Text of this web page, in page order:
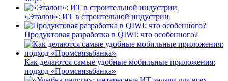
«Эталон»: ИТ в строительной индустрии
Продуктовая разработка в QIWI: что особенного?
Как делаются самые удобные мобильные приложения:
подход «Промсвязьбанка»